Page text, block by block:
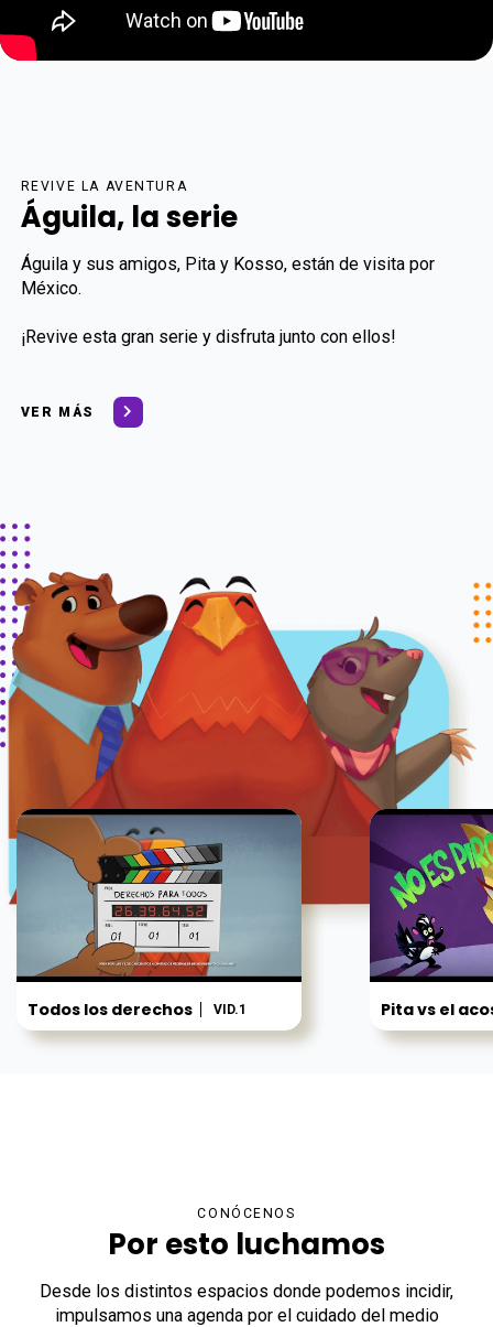
REVIVE LA AVENTURA
Águila, la serie
Águila y sus amigos, Pita y Kosso, están de visita por
México.
¡Revive esta gran serie y disfruta junto con ellos!
VER MÁS
Todos los derechos VID.1 Pita vs el
CONÓCENOS
Por esto luchamos
Desde los distintos espacios donde podemos incidir,
impulsamos una agenda por el cuidado del medio